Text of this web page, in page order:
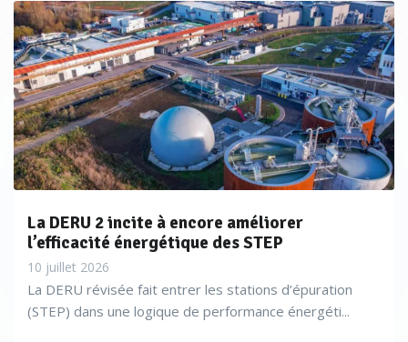
La DERU 2 incite à encore améliorer
l’efficacité énergétique des STEP
10 juillet 2026
La DERU révisée fait entrer les stations d’épuration
(STEP) dans une logique de performance énergéti...